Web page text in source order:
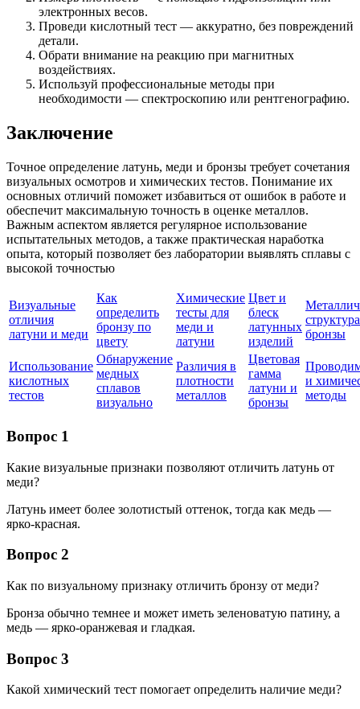
электронных весов.
Проведи кислотный тест — аккуратно, без повреждений
детали.
Обрати внимание на реакцию при магнитных
воздействиях.
Используй профессиональные методы при
необходимости — спектроскопию или рентгенографию.
Заключение
Точное определение латунь, меди и бронзы требует сочетания
визуальных осмотров и химических тестов. Понимание их
основных отличий поможет избавиться от ошибок в работе и
обеспечит максимальную точность в оценке металлов.
Важным аспектом является регулярное использование
испытательных методов, а также практическая наработка
опыта, который позволяет без лаборатории выявлять сплавы с
высокой точностью
Визуальные
отличия
латуни и меди
Как
определить
бронзу по
цвету
Химические
тесты для
меди и
латуни
Цвет и
блеск
латунных
изделий
структура
бронзы
Использование
кислотных
тестов
Обнаружение
медных
сплавов
визуально
Различия в
плотности
металлов
Цветовая
гамма
латуни и
бронзы
и
методы
Вопрос 1
Какие визуальные признаки позволяют отличить латунь от
меди?
Латунь имеет более золотистый оттенок, тогда как медь —
ярко-красная.
Вопрос 2
Как по визуальному признаку отличить бронзу от меди?
Бронза обычно темнее и может иметь зеленоватую патину, а
медь — ярко-оранжевая и гладкая.
Вопрос 3
Какой химический тест помогает определить наличие меди?